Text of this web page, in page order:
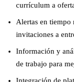
currículum a
Alertas en tiempo
invitaciones a
Información y
de trabajo para